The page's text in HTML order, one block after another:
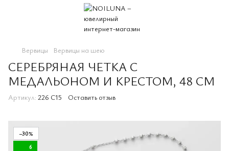
Вервицы Вервицы на шею
СЕРЕБРЯНАЯ ЧЕТКА С
МЕДАЛЬОНОМ И КРЕСТОМ, 48 СМ
Артикул: 226 C15 Оставить отзыв
−30%
6